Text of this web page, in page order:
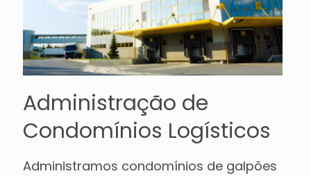
Administração de
Condomínios Logísticos
Administramos condomínios de galpões